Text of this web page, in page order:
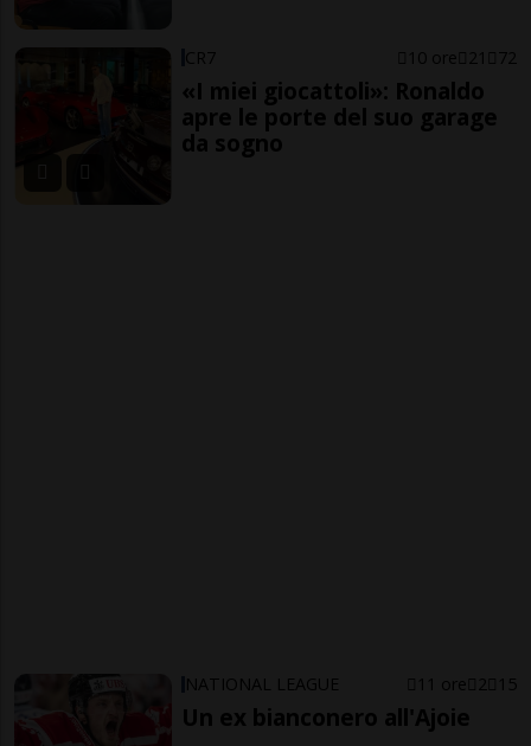
CR7 10 ore 21 72
«I miei giocattoli»: Ronaldo
apre le porte del suo garage
da sogno
NATIONAL LEAGUE 11 ore 2 15
Un ex bianconero all'Ajoie